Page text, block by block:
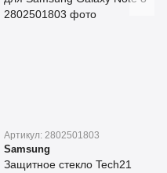
Артикул: 2802501803
Samsung
Защитное стекло Tech21